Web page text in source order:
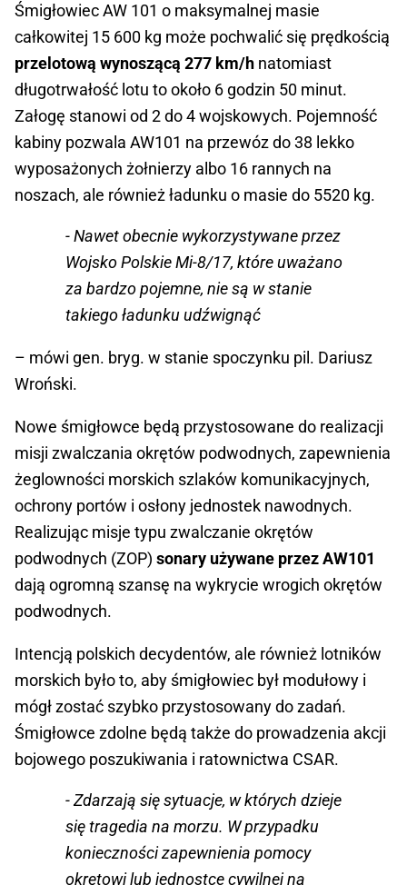
Śmigłowiec AW 101 o maksymalnej masie
całkowitej 15 600 kg może pochwalić się prędkością
przelotową wynoszącą 277 km/h natomiast
długotrwałość lotu to około 6 godzin 50 minut.
Załogę stanowi od 2 do 4 wojskowych. Pojemność
kabiny pozwala AW101 na przewóz do 38 lekko
wyposażonych żołnierzy albo 16 rannych na
noszach, ale również ładunku o masie do 5520 kg.
- Nawet obecnie wykorzystywane przez
Wojsko Polskie Mi-8/17, które uważano
za bardzo pojemne, nie są w stanie
takiego ładunku udźwignąć
– mówi gen. bryg. w stanie spoczynku pil. Dariusz
Wroński.
Nowe śmigłowce będą przystosowane do realizacji
misji zwalczania okrętów podwodnych, zapewnienia
żeglowności morskich szlaków komunikacyjnych,
ochrony portów i osłony jednostek nawodnych.
Realizując misje typu zwalczanie okrętów
podwodnych (ZOP) sonary używane przez AW101
dają ogromną szansę na wykrycie wrogich okrętów
podwodnych.
Intencją polskich decydentów, ale również lotników
morskich było to, aby śmigłowiec był modułowy i
mógł zostać szybko przystosowany do zadań.
Śmigłowce zdolne będą także do prowadzenia akcji
bojowego poszukiwania i ratownictwa CSAR.
- Zdarzają się sytuacje, w których dzieje
się tragedia na morzu. W przypadku
konieczności zapewnienia pomocy
okrętowi lub jednostce cywilnej na